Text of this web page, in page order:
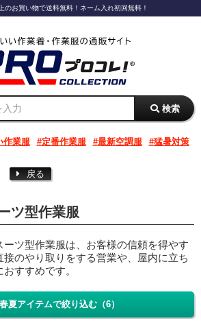
のお買い物で送料無料！ネーム入れ初回無料！
検索
作業服 定番作業服 最新空調服 猛暑対策
戻る
ツ型作業服
ーツ型作業服は、お客様の信頼を得やす
のやり取りをする営業や、屋内に立ち
すすめです。
春夏アイテムで絞り込む（6）